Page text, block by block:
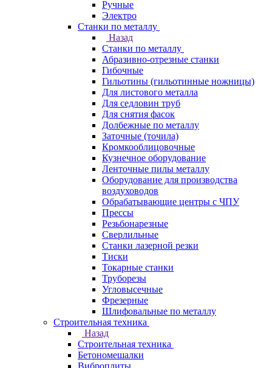
Ручные
Электро
Станки по металлу
Назад
Станки по металлу
Абразивно-отрезные станки
Гибочные
Гильотины (гильотинные ножницы)
Для листового металла
Для седловин труб
Для снятия фасок
Долбежные по металлу
Заточные (точила)
Кромкооблицовочные
Кузнечное оборудование
Ленточные пилы металлу
Оборудование для производства
воздуховодов
Обрабатывающие центры с ЧПУ
Прессы
Резьбонарезные
Сверлильные
Станки лазерной резки
Тиски
Токарные станки
Труборезы
Угловысечные
Фрезерные
Шлифовальные по металлу
Строительная техника
Назад
Строительная техника
Бетономешалки
Виброплиты